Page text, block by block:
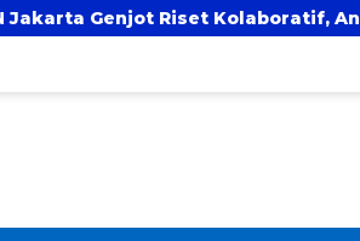
Antar 4 Proposal ke